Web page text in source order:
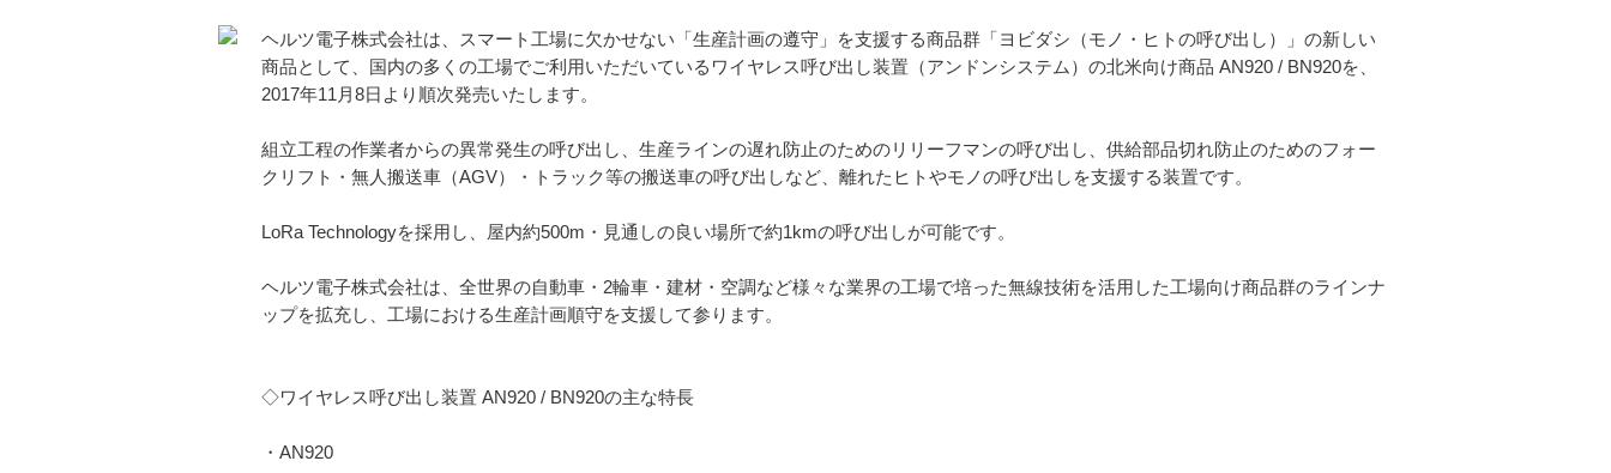
ヘルツ電子株式会社は、スマート工場に欠かせない「生産計画の遵守」を支援する商品群「ヨビダシ（モノ・ヒトの呼び出し）」の新しい
商品として、国内の多くの工場でご利用いただいているワイヤレス呼び出し装置（アンドンシステム）の北米向け商品 AN920 / BN920を、
2017年11月8日より順次発売いたします。
組立工程の作業者からの異常発生の呼び出し、生産ラインの遅れ防止のためのリリーフマンの呼び出し、供給部品切れ防止のためのフォー
クリフト・無人搬送車（AGV）・トラック等の搬送車の呼び出しなど、離れたヒトやモノの呼び出しを支援する装置です。
LoRa Technologyを採用し、屋内約500m・見通しの良い場所で約1kmの呼び出しが可能です。
ヘルツ電子株式会社は、全世界の自動車・2輪車・建材・空調など様々な業界の工場で培った無線技術を活用した工場向け商品群のラインナ
ップを拡充し、工場における生産計画順守を支援して参ります。
◇ワイヤレス呼び出し装置 AN920 / BN920の主な特長
・AN920